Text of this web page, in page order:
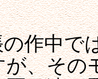
作中で
、その